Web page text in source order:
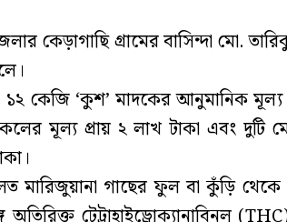
কেড়াগাছি গ্রামের বাসিন্দা মো.
১২ কেজি ‘কুশ’ মাদকের আনুমানিক
মূল্য প্রায় ২ লাখ টাকা এবং দুটি
মারিজুয়ানা গাছের ফুল বা কুঁড়ি থেকে